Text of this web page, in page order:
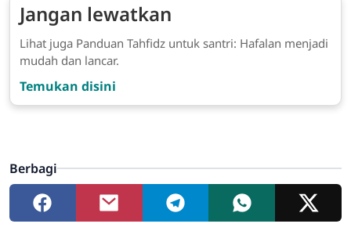
Jangan lewatkan
Lihat juga Panduan Tahfidz untuk santri: Hafalan menjadi
mudah dan lancar.
Temukan disini
Berbagi